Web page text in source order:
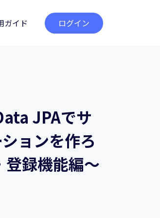
ガイド ログイン
JPAでサ
ョンを作ろ
登録機能編～